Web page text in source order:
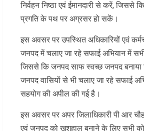
निर्वहन निष्ठा एवं ईमानदारी से करें, जिससे
प्रगति के पथ पर अग्रसर हो सकें।
इस अवसर पर उपस्थित अधिकारियों एवं
जनपद में चलाए जा रहे सफाई अभियान में
जिससे कि जनपद साफ स्वच्छ जनपद
जनपद वासियों से भी चलाए जा रहे सफाई
सहयोग की अपील की गई है।
इस अवसर पर अपर जिलाधिकारी पी आर
एवं जनपद को खुशहाल बनाने के लिए सभी को